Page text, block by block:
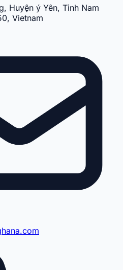
Huyện ý Yên, Tỉnh Nam
Vietnam